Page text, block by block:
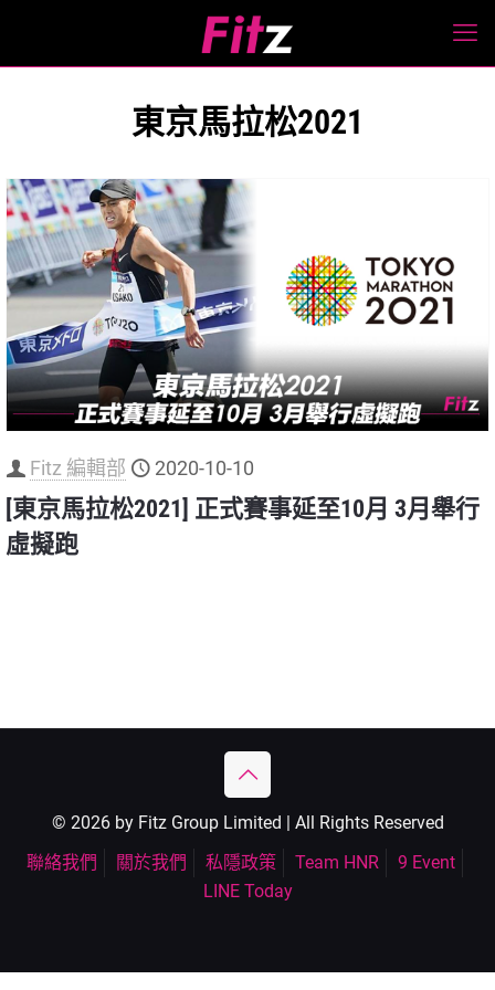
東京馬拉松2021
Fitz 編輯部 2020-10-10
[東京馬拉松2021] 正式賽事延至10月 3月舉行
虛擬跑
© 2026 by Fitz Group Limited | All Rights Reserved
聯絡我們
關於我們 私隱政策 Team HNR
9 Event
LINE Today